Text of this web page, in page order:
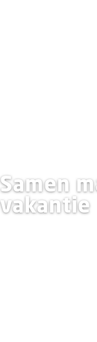
Samen
vakantie